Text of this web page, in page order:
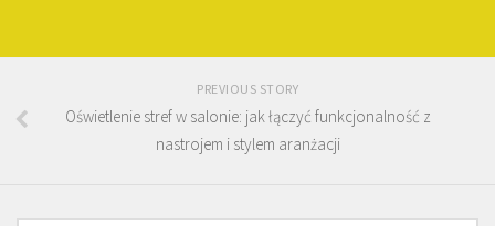
PREVIOUS STORY
Oświetlenie stref w salonie: jak łączyć funkcjonalność z
nastrojem i stylem aranżacji